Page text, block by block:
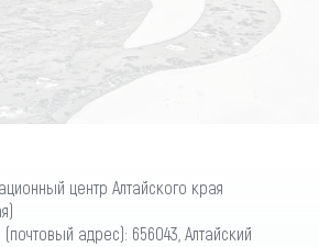
ПОДПИСАТЬСЯ
центр Алтайского края
адрес): 656043, Алтайский